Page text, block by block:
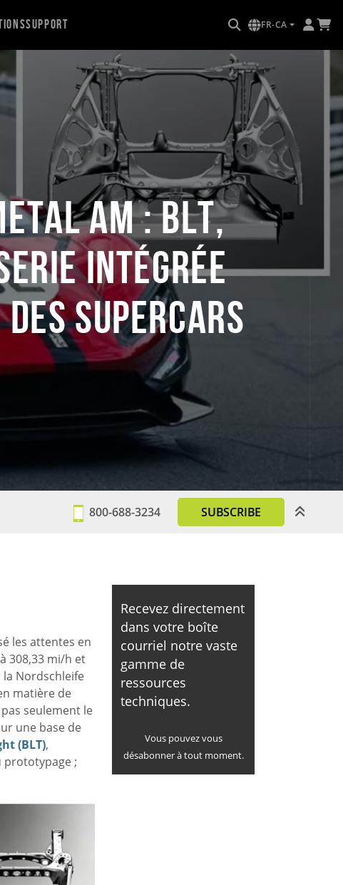
Support FR-CA
AM : BLT,
intégrée
supercars
800-688-3234 SUBSCRIBE
les attentes en
308,33 mi/h et
Nordschleife
matière de
seulement le
une base de
(BLT),
prototypage ;
Recevez directement
dans votre boîte
courriel notre vaste
gamme de
ressources
techniques.
Vous pouvez vous
désabonner à tout moment.